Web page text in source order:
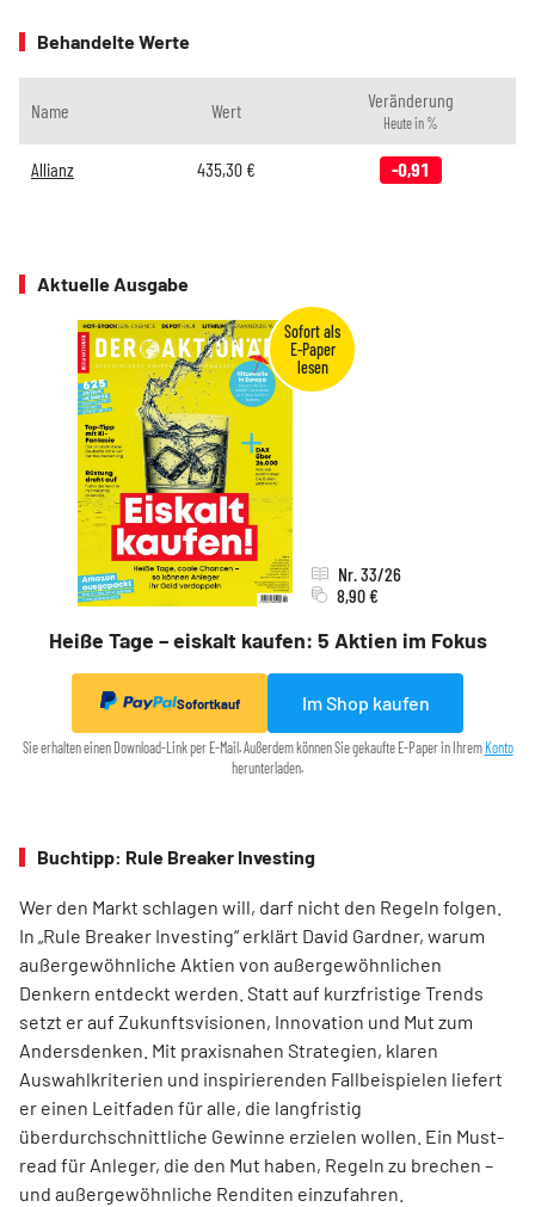
Behandelte Werte
Name Wert Veränderung
Heute in %
Allianz 435,30€ -0,91
Aktuelle Ausgabe
Heiße Tage – eiskalt kaufen: 5 Aktien im Fokus
Nr. 33/26
8,90 €
Sofortkauf Im Shop kaufen
Sie erhalten einen Download-Link per E-Mail. Außerdem können Sie gekaufte E-Paper in Ihrem Konto
herunterladen.
Buchtipp: Rule Breaker Investing
Wer den Markt schlagen will, darf nicht den Regeln folgen.
In „Rule Breaker Investing“ erklärt David Gardner, warum
außergewöhnliche Aktien von außer­gewöhnlichen
Denkern entdeckt werden. Statt auf kurzfristige Trends
setzt er auf Zukunftsvisionen, Innovation und Mut zum
Andersdenken. Mit praxisnahen Strategien, klaren
Auswahlkriterien und inspirierenden Fallbeispielen liefert
er einen Leit­faden für alle, die langfristig
überdurchschnittliche Gewinne erzielen wollen. Ein Must-
read für Anleger, die den Mut haben, Regeln zu brechen –
und außergewöhnliche Renditen einzufahren.